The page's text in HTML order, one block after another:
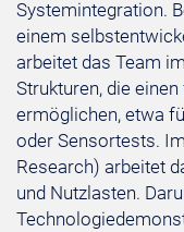
Systemintegration.
einem
arbeitet das Team
Strukturen, die
ermöglichen, etwa
oder Sensortests.
Research) arbeitet
und Nutzlasten.